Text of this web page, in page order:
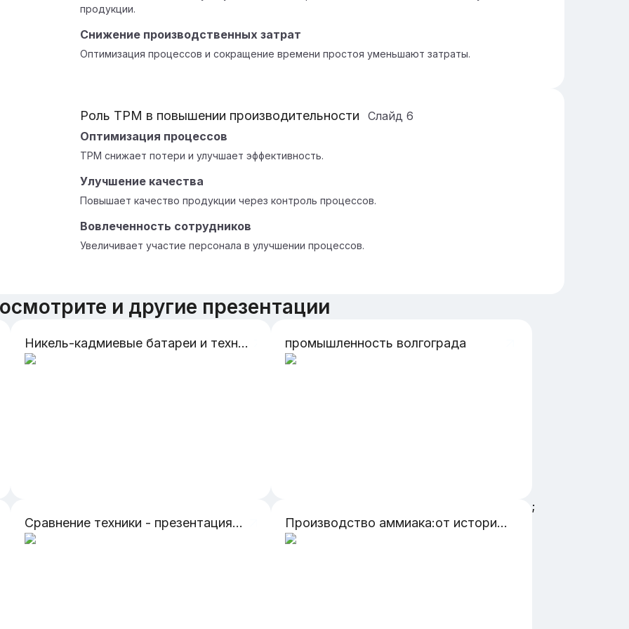
продукции.
Снижение производственных затрат
Оптимизация процессов и сокращение времени простоя уменьшают затраты.
Роль TPM в повышении производительности Слайд 6
Оптимизация процессов
TPM снижает потери и улучшает эффективность.
Улучшение качества
Повышает качество продукции через контроль процессов.
Вовлеченность сотрудников
Увеличивает участие персонала в улучшении процессов.
и другие презентации
Никель-кадмиевые батареи и техническое обслуживание на Вертолётах Ми-8 промышленность волгограда
Сравнение техники - презентация РОССИЯ и китай Производство аммиака:от истории до современности. 1история развития производства. 2современные технологии. 3 применение аммиака в промышленности (белое
;